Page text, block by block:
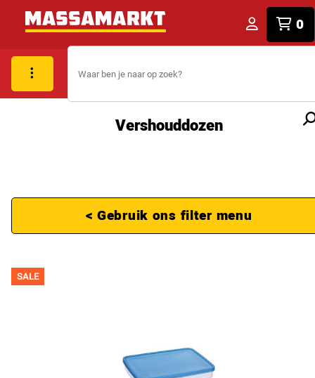
0
Vershouddozen
< Gebruik ons filter menu
SALE